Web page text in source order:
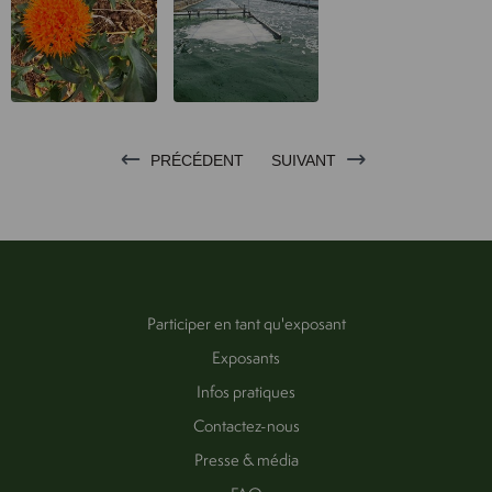
PRÉCÉDENT SUIVANT
Participer en tant qu'exposant
Exposants
Infos pratiques
Contactez-nous
Presse & média